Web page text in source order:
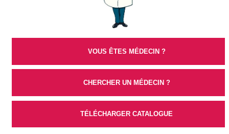
VOUS ÊTES MÉDECIN ?
CHERCHER UN MÉDECIN ?
TÉLÉCHARGER CATALOGUE